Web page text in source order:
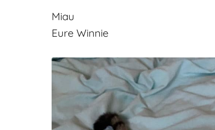
Miau
Eure Winnie